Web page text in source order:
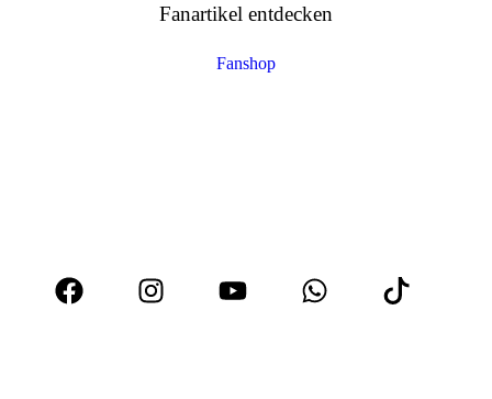
Fanartikel entdecken
Fanshop